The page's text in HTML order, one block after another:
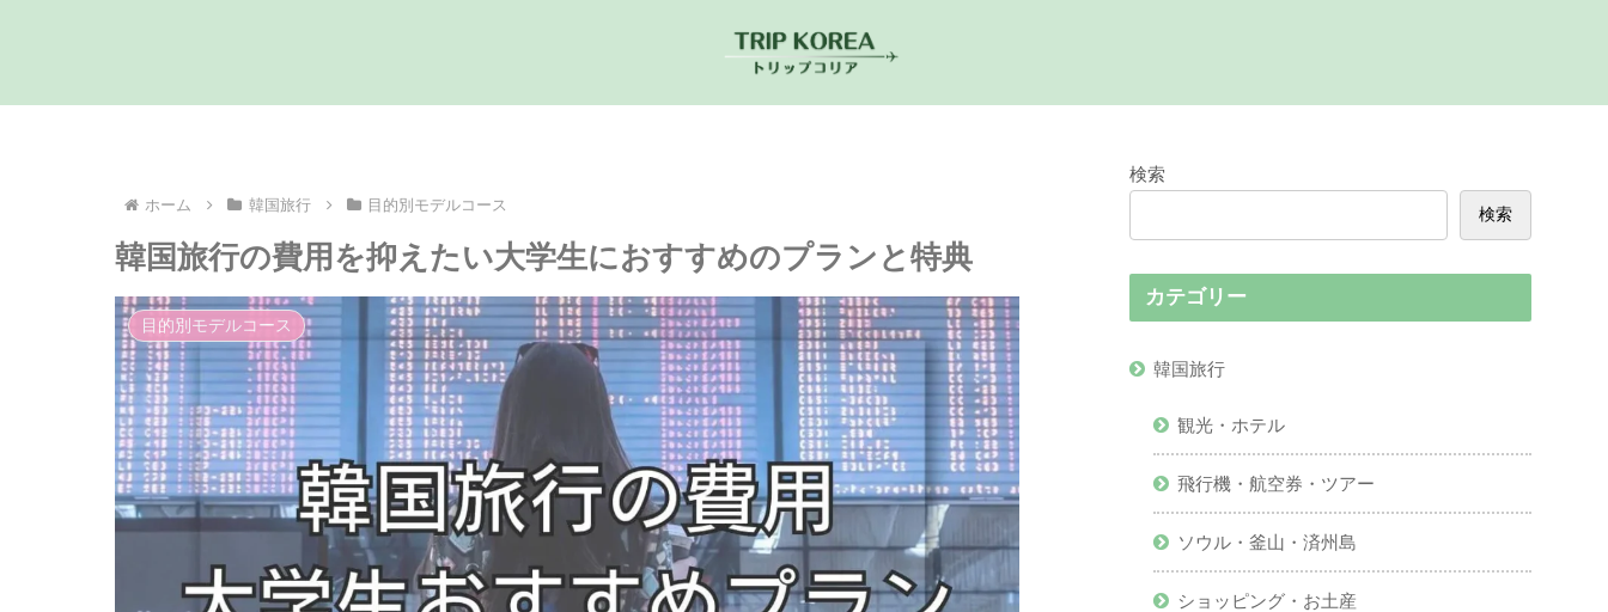
ホーム 韓国旅行 目的別モデルコース
韓国旅行の費用を抑えたい大学生におすすめのプランと特典
目的別モデルコース
検索
検索
カテゴリー
韓国旅行
観光・ホテル
飛行機・航空券・ツアー
ソウル・釜山・済州島
ショッピング・お土産